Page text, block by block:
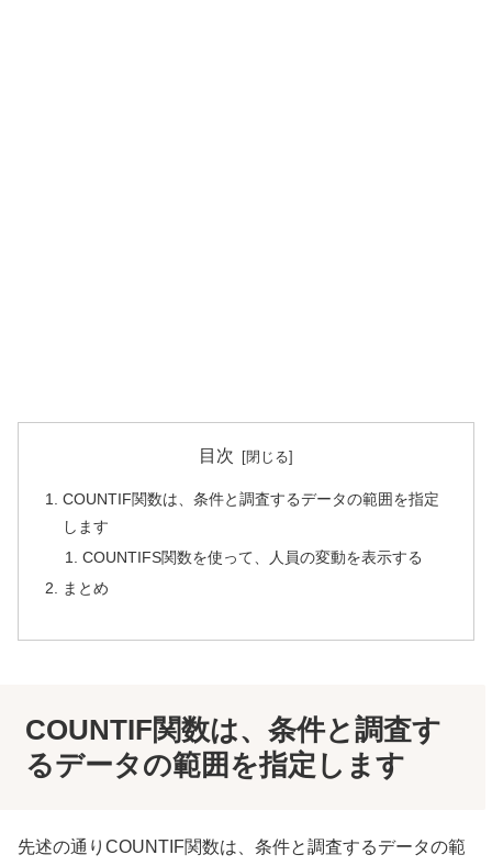
目次
COUNTIF関数は、条件と調査するデータの範囲を指定
します
COUNTIFS関数を使って、人員の変動を表示する
まとめ
COUNTIF関数は、条件と調査す
るデータの範囲を指定します
先述の通りCOUNTIF関数は、条件と調査するデータの範